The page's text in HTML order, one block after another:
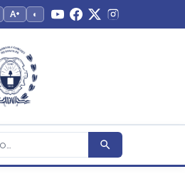
A+ ◐